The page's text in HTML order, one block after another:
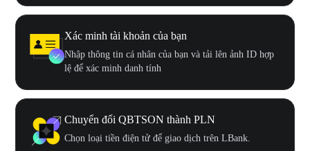
Xác minh tài khoản của bạn
Nhập thông tin cá nhân của bạn và tải lên ảnh ID hợp
lệ để xác minh danh tính
Chuyển đổi QBTSON thành PLN
Chọn loại tiền điện tử để giao dịch trên LBank.